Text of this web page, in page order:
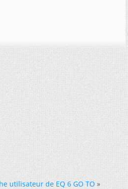
utilisateur de EQ 6 GO TO »